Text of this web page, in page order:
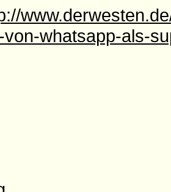
whatsapp-als-